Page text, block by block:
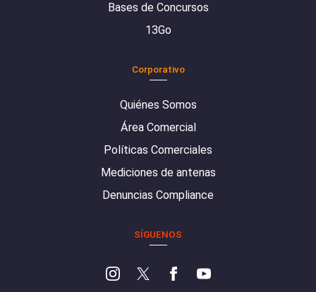
Bases de Concursos
13Go
Corporativo
Quiénes Somos
Área Comercial
Políticas Comerciales
Mediciones de antenas
Denuncias Compliance
SÍGUENOS